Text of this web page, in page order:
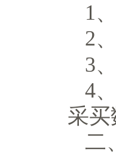
1
2
3
4
采
二